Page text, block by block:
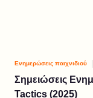
Ενημερώσεις παιχνιδιού
Σημειώσεις
Tactics (2025)